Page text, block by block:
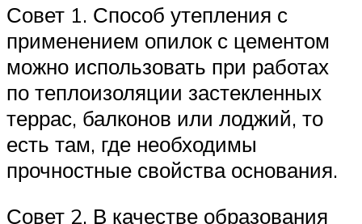
Совет 1. Способ утепления с
применением опилок с цементом
можно использовать при работах
по теплоизоляции застекленных
террас, балконов или лоджий, то
есть там, где необходимы
прочностные свойства основания.
Совет 2. В качестве образования